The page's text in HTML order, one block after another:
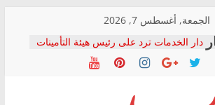
الجمعة, أغسطس 7, 2026
دار الخدمات ترد على رئيس هيئة التأمينات
بعد مؤتمره الصحفي: إنكار الأزمة لا ينهي
معاناة أصحاب المعاشات.. ونطالب بكشف
فرحات سليمان يكتب: القطاع الصحي إلى